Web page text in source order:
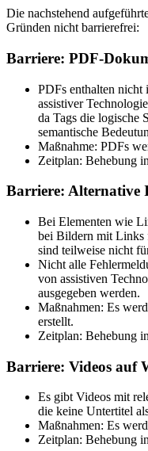
Die nachstehend
Gründen nicht barrierefrei:
Barriere: PDF-
PDFs enthalten nicht
assistiver
da Tags die logische
semantische
Maßnahme: PDFs
Zeitplan: Behebung
Barriere: Alternative
Bei Elementen wie
bei Bildern mit Links
sind teilweise nicht
Nicht alle
von assistiven
ausgegeben werden.
Maßnahmen: Es
erstellt.
Zeitplan: Behebung
Barriere: Videos auf
Es gibt Videos mit
die keine Untertitel
Maßnahmen: Es
Zeitplan: Behebung